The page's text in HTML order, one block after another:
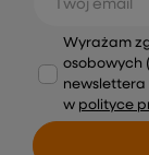
Twój email
Wyrażam
osobowych
newslettera
w polityce